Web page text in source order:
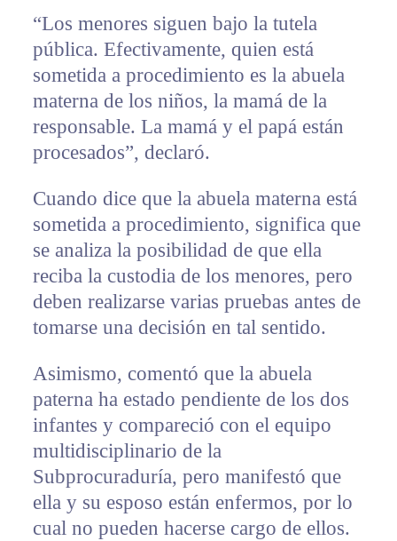
“Los menores siguen bajo la tutela
pública. Efectivamente, quien está
sometida a procedimiento es la abuela
materna de los niños, la mamá de la
responsable. La mamá y el papá están
procesados”, declaró.
Cuando dice que la abuela materna está
sometida a procedimiento, significa que
se analiza la posibilidad de que ella
reciba la custodia de los menores, pero
deben realizarse varias pruebas antes de
tomarse una decisión en tal sentido.
Asimismo, comentó que la abuela
paterna ha estado pendiente de los dos
infantes y compareció con el equipo
multidisciplinario de la
Subprocuraduría, pero manifestó que
ella y su esposo están enfermos, por lo
cual no pueden hacerse cargo de ellos.